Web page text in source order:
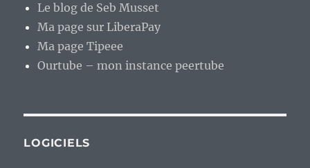
Le blog de Seb Musset
Ma page sur LiberaPay
Ma page Tipeee
Ourtube – mon instance peertube
LOGICIELS